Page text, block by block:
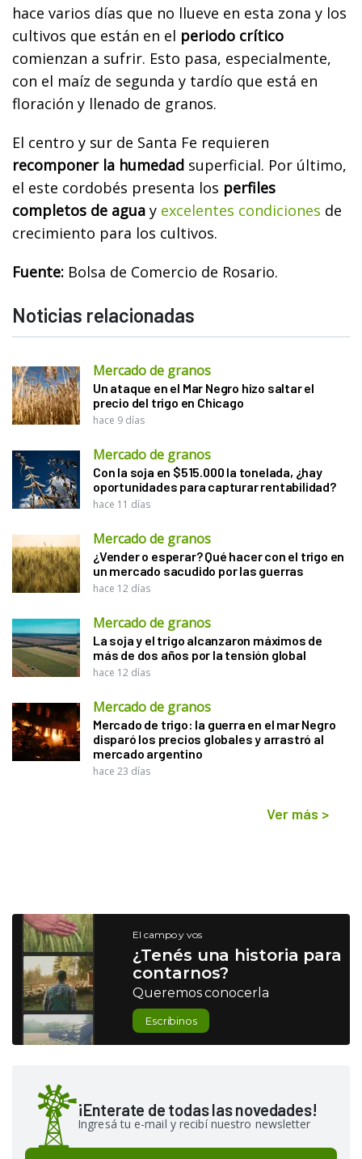
hace varios días que no llueve en esta zona y los
cultivos que están en el periodo crítico
comienzan a sufrir. Esto pasa, especialmente,
con el maíz de segunda y tardío que está en
floración y llenado de granos.
El centro y sur de Santa Fe requieren
recomponer la humedad superficial. Por último,
el este cordobés presenta los perfiles
completos de agua y excelentes condiciones de
crecimiento para los cultivos.
Fuente: Bolsa de Comercio de Rosario.
Noticias relacionadas
Mercado de granos
Un ataque en el Mar Negro hizo saltar el
precio del trigo en Chicago
hace 9 días
Mercado de granos
Con la soja en $515.000 la tonelada, ¿hay
oportunidades para capturar rentabilidad?
hace 11 días
Mercado de granos
¿Vender o esperar? Qué hacer con el trigo en
un mercado sacudido por las guerras
hace 12 días
Mercado de granos
La soja y el trigo alcanzaron máximos de
más de dos años por la tensión global
hace 12 días
Mercado de granos
Mercado de trigo: la guerra en el mar Negro
disparó los precios globales y arrastró al
mercado argentino
hace 23 días
Ver más >
El campo y vos
¿Tenés una historia para
contarnos?
Queremos conocerla
Escribinos
¡Enterate de todas las novedades!
Ingresá tu e-mail y recibí nuestro newsletter